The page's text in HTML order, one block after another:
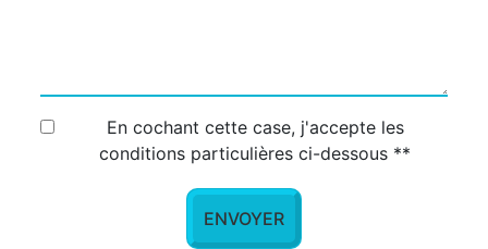
En cochant cette case, j'accepte les
conditions particulières ci-dessous **
ENVOYER